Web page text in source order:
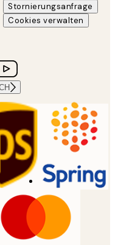
Stornierungsanfrage
Cookies verwalten